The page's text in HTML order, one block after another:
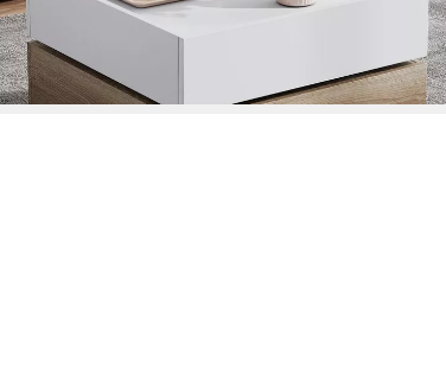
-27%
lieferbar - in 6-7 Werktagen bei dir